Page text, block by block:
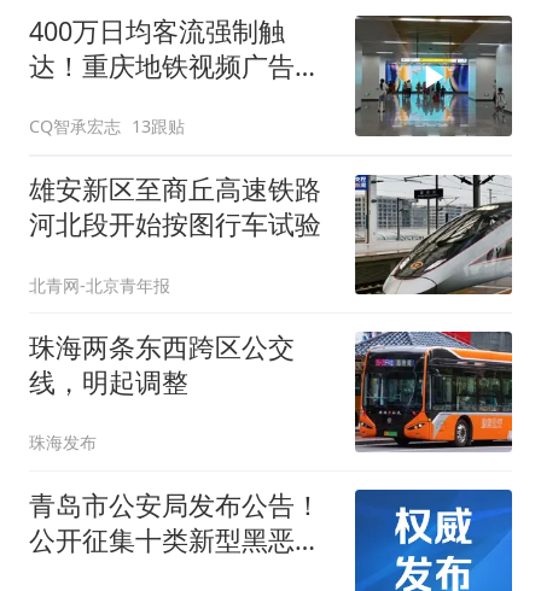
400万日均客流强制触
达！重庆地铁视频广告，
CQ智承宏志 13跟贴
雄安新区至商丘高速铁路
河北段开始按图行车试验
北青网-北京青年报
珠海两条东西跨区公交
线，明起调整
珠海发布
青岛市公安局发布公告！
公开征集十类新型黑恶犯